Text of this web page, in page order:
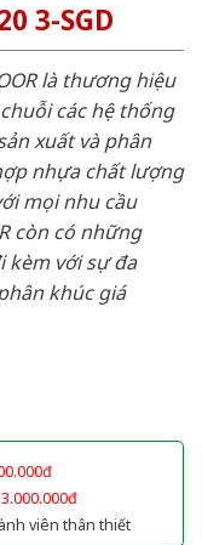
3-SGD
là thương hiệu
các hệ thống
xuất và phân
nhựa chất lượng
mọi nhu cầu
còn có những
kèm với sự đa
khúc giá
3.000.000đ
viên thân thiết